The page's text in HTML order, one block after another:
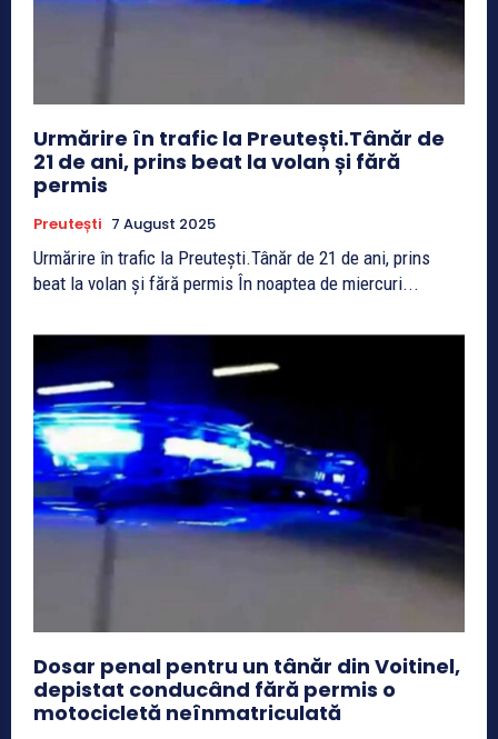
Urmărire în trafic la Preutești.Tânăr de
21 de ani, prins beat la volan și fără
permis
Preutești 7 August 2025
Urmărire în trafic la Preutești.Tânăr de 21 de ani, prins
beat la volan și fără permis În noaptea de miercuri...
Dosar penal pentru un tânăr din Voitinel,
depistat conducând fără permis o
motocicletă neînmatriculată